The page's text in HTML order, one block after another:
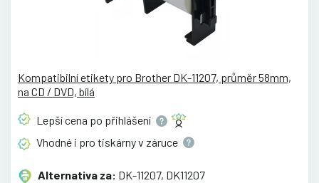
Kompatibilní etikety pro Brother DK-11207, průměr 58mm,
na CD / DVD, bílá
Lepší cena po přihlášení
Vhodné i pro tiskárny v záruce
Alternativa za: DK-11207, DK11207